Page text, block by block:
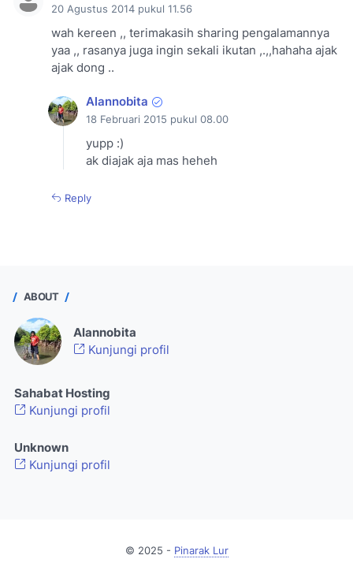
20 Agustus 2014 pukul 11.56
wah kereen ,, terimakasih sharing pengalamannya
yaa ,, rasanya juga ingin sekali ikutan ,.,,hahaha ajak
ajak dong ..
Alannobita
18 Februari 2015 pukul 08.00
yupp :)
ak diajak aja mas heheh
Reply
ABOUT
Alannobita
Kunjungi profil
Sahabat Hosting
Kunjungi profil
Unknown
Kunjungi profil
© 2025 - Pinarak Lur